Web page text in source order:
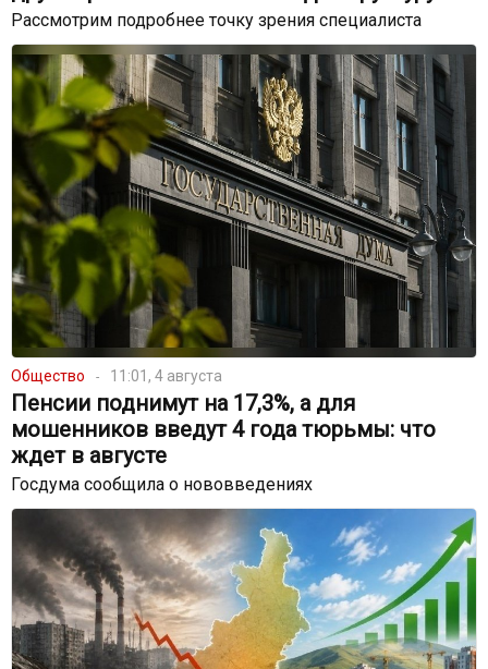
Рассмотрим подробнее точку зрения специалиста
Общество 11:01, 4 августа
Пенсии поднимут на 17,3%, а для
мошенников введут 4 года тюрьмы: что
ждет в августе
Госдума сообщила о нововведениях